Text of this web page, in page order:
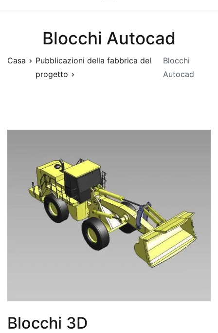
Blocchi Autocad
Casa
Pubblicazioni della fabbrica del
progetto
Blocchi
Autocad
Blocchi 3D